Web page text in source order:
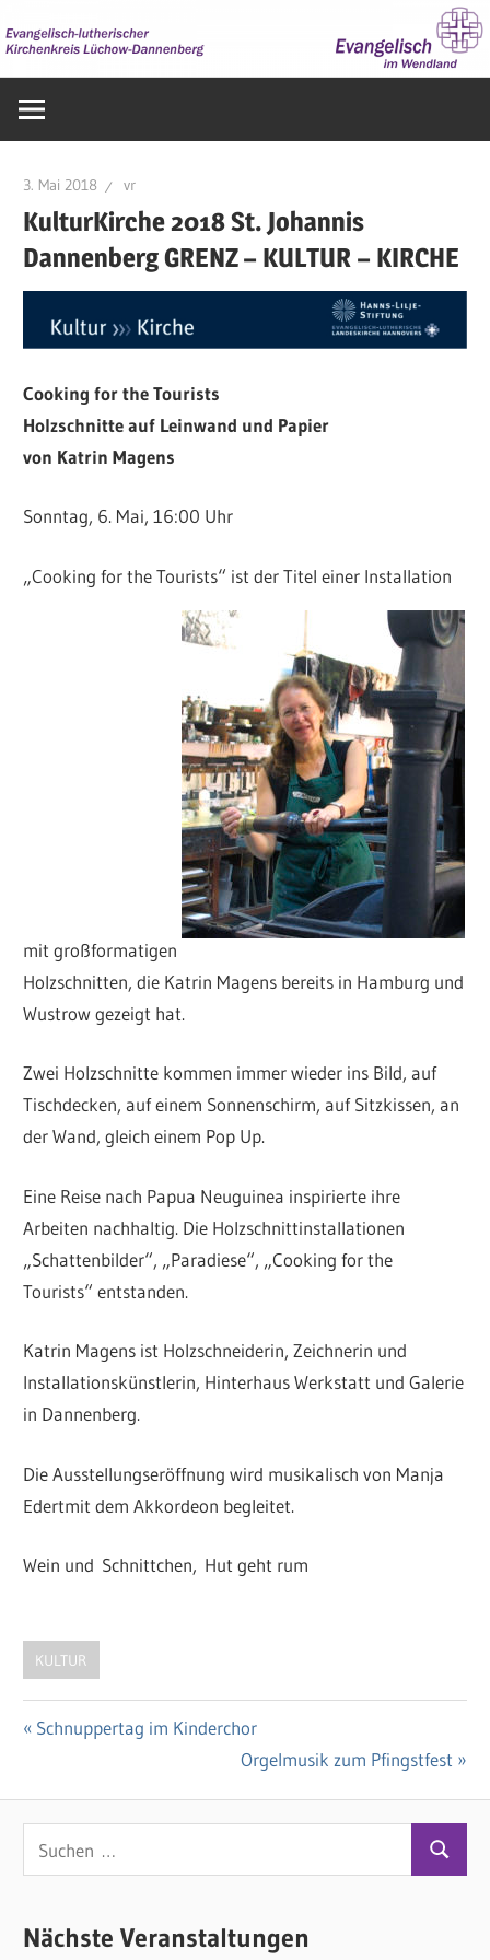
Inhalt
springen
im
3. Mai 2018 vr
KulturKirche 2018 St. Johannis
Dannenberg GRENZ – KULTUR – KIRCHE
Cooking for the Tourists
Holzschnitte auf Leinwand und Papier
von Katrin Magens
Sonntag, 6. Mai, 16:00 Uhr
„Cooking for the Tourists“ ist der Titel einer Installation
mit großformatigen
Holzschnitten, die Katrin Magens bereits in Hamburg und
Wustrow gezeigt hat.
Zwei Holzschnitte kommen immer wieder ins Bild, auf
Tischdecken, auf einem Sonnenschirm, auf Sitzkissen, an
der Wand, gleich einem Pop Up.
Eine Reise nach Papua Neuguinea inspirierte ihre
Arbeiten nachhaltig. Die Holzschnittinstallationen
„Schattenbilder“, „Paradiese“, „Cooking for the
Tourists“ entstanden.
Katrin Magens ist Holzschneiderin, Zeichnerin und
Installationskünstlerin, Hinterhaus Werkstatt und Galerie
in Dannenberg.
Die Ausstellungseröffnung wird musikalisch von Manja
Edertmit dem Akkordeon begleitet.
Wein und Schnittchen, Hut geht rum
KULTUR
Beitragsnavigation
Vorheriger
Schnuppertag im Kinderchor
Nächster
Orgelmusik zum Pfingstfest
u
h
Nächste Veranstaltungen